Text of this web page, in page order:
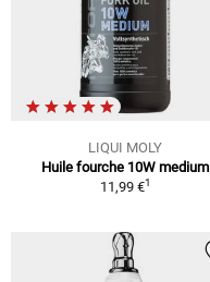
LIQUI MOLY
Huile fourche 10W medium
11,99 €1